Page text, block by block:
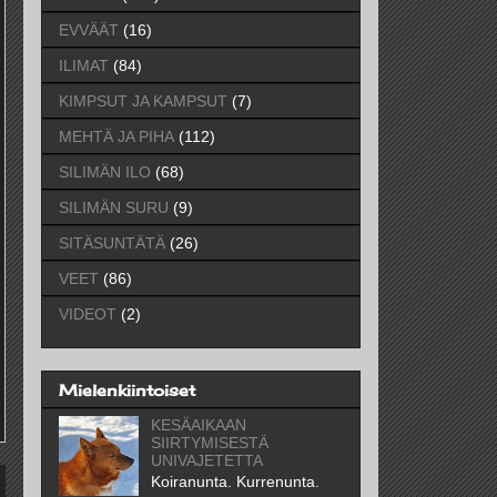
EVVÄÄT (16)
ILIMAT (84)
KIMPSUT JA KAMPSUT (7)
MEHTÄ JA PIHA (112)
SILIMÄN ILO (68)
SILIMÄN SURU (9)
SITÄSUNTÄTÄ (26)
VEET (86)
VIDEOT (2)
Mielenkiintoiset
KESÄAIKAAN
SIIRTYMISESTÄ
UNIVAJETETTA
Koiranunta. Kurrenunta.